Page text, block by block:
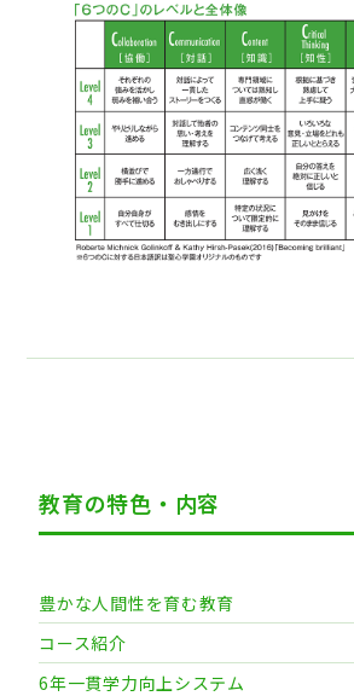
教育の特色・内容
豊かな人間性を育む教育
コース紹介
6年一貫学力向上システム